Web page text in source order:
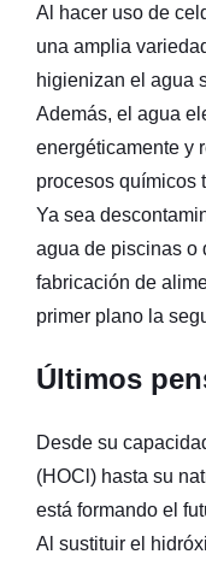
Al hacer uso de
una amplia
higienizan el agua
Además, el agua
energéticamente y
procesos químicos
Ya sea
agua de piscinas o
fabricación de
primer plano la
Últimos
Desde su
(HOCl) hasta su
está formando el
Al sustituir el